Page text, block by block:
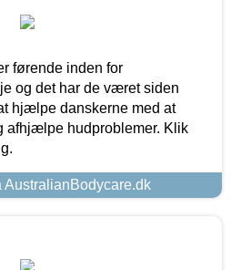
førende inden for
og det har de været siden
hjælpe danskerne med at
afhjælpe hudproblemer. Klik
AustralianBodycare.dk